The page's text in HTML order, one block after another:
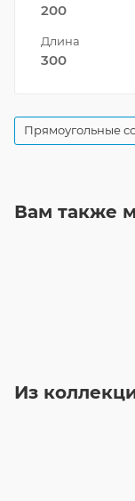
200
Длина
300
Прямоугольные
Вам также
Из